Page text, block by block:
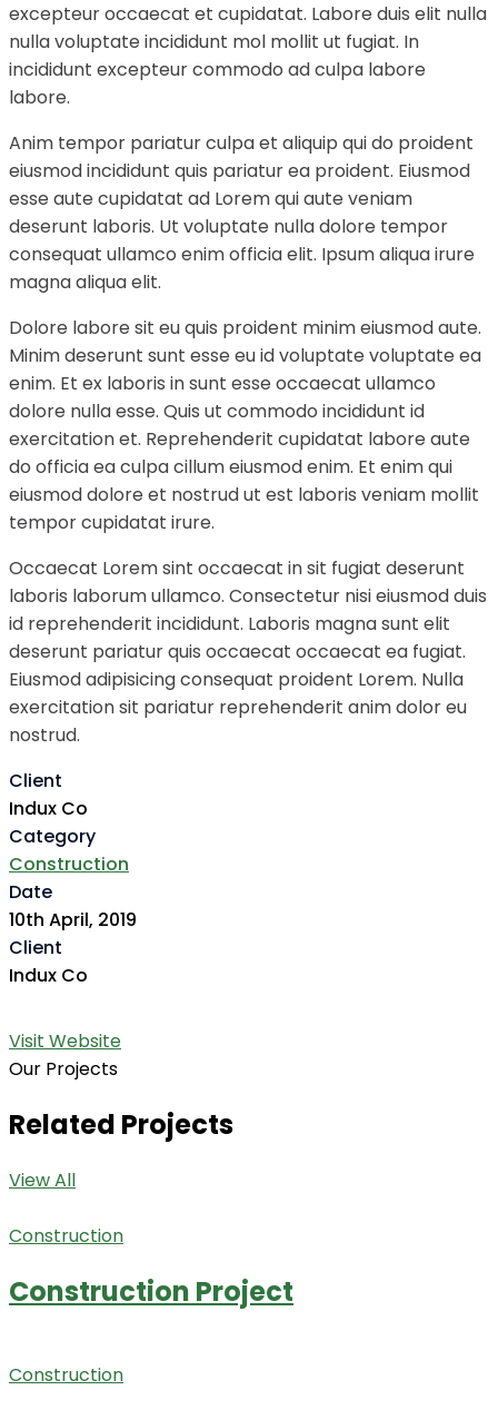
excepteur occaecat et cupidatat. Labore duis elit nulla
nulla voluptate incididunt mol mollit ut fugiat. In
incididunt excepteur commodo ad culpa labore
labore.
Anim tempor pariatur culpa et aliquip qui do proident
eiusmod incididunt quis pariatur ea proident. Eiusmod
esse aute cupidatat ad Lorem qui aute veniam
deserunt laboris. Ut voluptate nulla dolore tempor
consequat ullamco enim officia elit. Ipsum aliqua irure
magna aliqua elit.
Dolore labore sit eu quis proident minim eiusmod aute.
Minim deserunt sunt esse eu id voluptate voluptate ea
enim. Et ex laboris in sunt esse occaecat ullamco
dolore nulla esse. Quis ut commodo incididunt id
exercitation et. Reprehenderit cupidatat labore aute
do officia ea culpa cillum eiusmod enim. Et enim qui
eiusmod dolore et nostrud ut est laboris veniam mollit
tempor cupidatat irure.
Occaecat Lorem sint occaecat in sit fugiat deserunt
laboris laborum ullamco. Consectetur nisi eiusmod duis
id reprehenderit incididunt. Laboris magna sunt elit
deserunt pariatur quis occaecat occaecat ea fugiat.
Eiusmod adipisicing consequat proident Lorem. Nulla
exercitation sit pariatur reprehenderit anim dolor eu
nostrud.
Client
Indux Co
Category
Construction
Date
10th April, 2019
Client
Indux Co
Visit Website
Our Projects
Related Projects
View All
Construction
Construction Project
Construction